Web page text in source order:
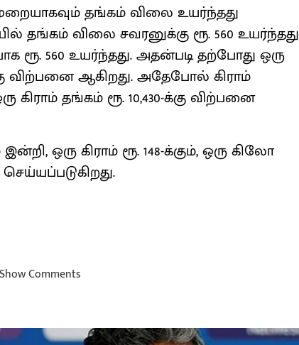
தங்கம் விலை உயர்ந்தது
தங்கம் விலை சவரனுக்கு ரூ. 560 உயர்ந்தது
ரூ. 560 உயர்ந்தது. அதன்படி தற்போது ஒரு
விற்பனை ஆகிறது. அதேபோல் கிராம்
கிராம் தங்கம் ரூ. 10,430-க்கு விற்பனை
ஒரு கிராம் ரூ. 148-க்கும், ஒரு கிலோ
Show Comments